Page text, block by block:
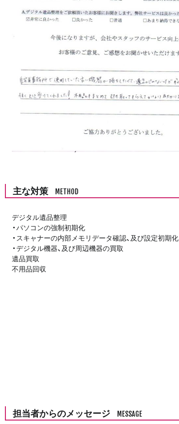
主な対策 METHOD
デジタル遺品整理
・パソコンの強制初期化
・スキャナーの内部メモリデータ確認、及び設定初期化
・デジタル機器、及び周辺機器の買取
遺品買取
不用品回収
担当者からのメッセージ MESSAGE